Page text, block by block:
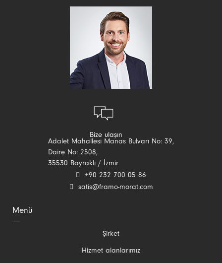
Menü
Şirket
Hizmet alanlarımız
Bize ulaşın
Adalet Mahallesi Manas Bulvarı No: 39,
Daire No: 2508,
35530 Bayraklı / İzmir
+90 232 700 05 86
satis@framo-morat.com